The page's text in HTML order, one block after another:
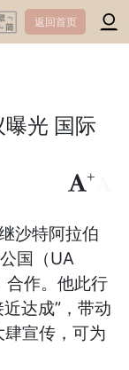
返回首页
曝光 国际
+
沙特阿拉伯
国（UA
合作。他此行
达成”，带动
宣传，可为